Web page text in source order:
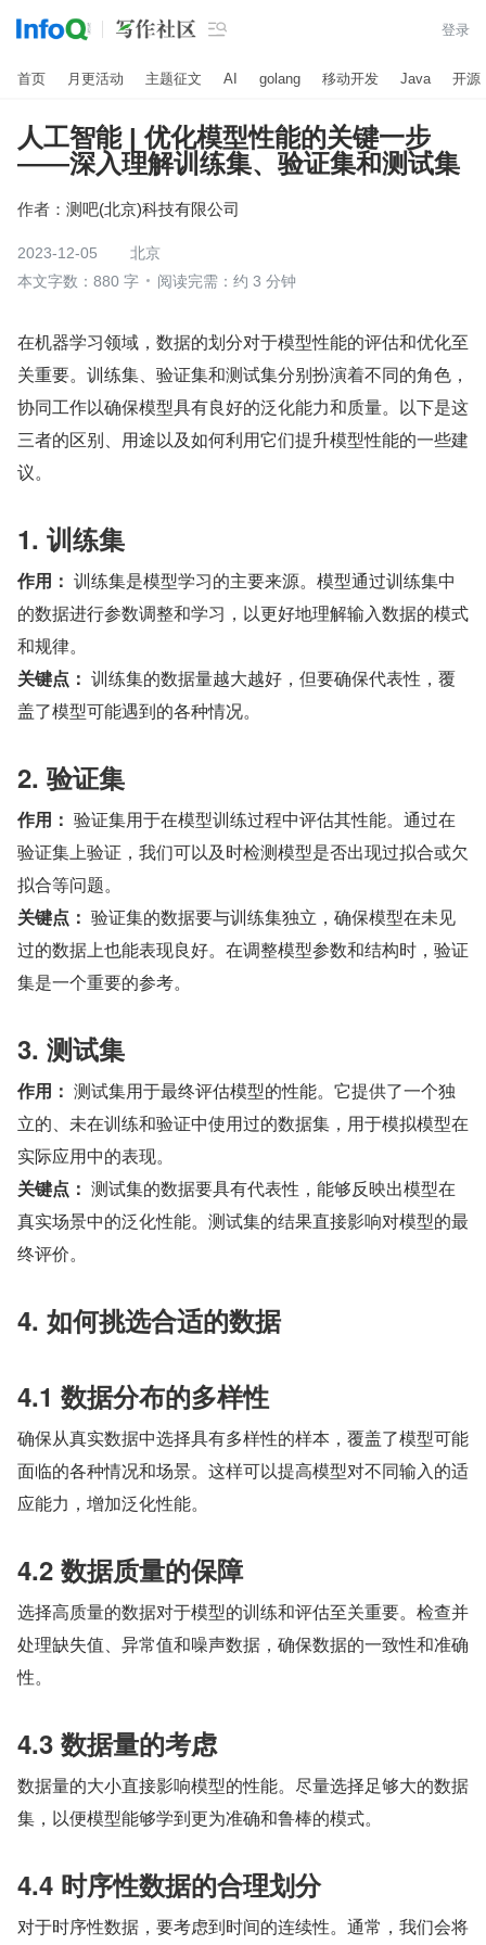
 登录
首页 月更活动 主题征文 AI golang 移动开发 Java 开源
人工智能 | 优化模型性能的关键一步
——深入理解训练集、验证集和测试集
作者： 测吧(北京)科技有限公司
2023-12-05
北京
本文字数：880 字
阅读完需：约 3 分钟
在机器学习领域，数据的划分对于模型性能的评估和优化至
关重要。训练集、验证集和测试集分别扮演着不同的角色，
协同工作以确保模型具有良好的泛化能力和质量。以下是这
三者的区别、用途以及如何利用它们提升模型性能的一些建
议。
1. 训练集
作用： 训练集是模型学习的主要来源。模型通过训练集中
的数据进行参数调整和学习，以更好地理解输入数据的模式
和规律。
关键点： 训练集的数据量越大越好，但要确保代表性，覆
盖了模型可能遇到的各种情况。
2. 验证集
作用： 验证集用于在模型训练过程中评估其性能。通过在
验证集上验证，我们可以及时检测模型是否出现过拟合或欠
拟合等问题。
关键点： 验证集的数据要与训练集独立，确保模型在未见
过的数据上也能表现良好。在调整模型参数和结构时，验证
集是一个重要的参考。
3. 测试集
作用： 测试集用于最终评估模型的性能。它提供了一个独
立的、未在训练和验证中使用过的数据集，用于模拟模型在
实际应用中的表现。
关键点： 测试集的数据要具有代表性，能够反映出模型在
真实场景中的泛化性能。测试集的结果直接影响对模型的最
终评价。
4. 如何挑选合适的数据
4.1 数据分布的多样性
确保从真实数据中选择具有多样性的样本，覆盖了模型可能
面临的各种情况和场景。这样可以提高模型对不同输入的适
应能力，增加泛化性能。
4.2 数据质量的保障
选择高质量的数据对于模型的训练和评估至关重要。检查并
处理缺失值、异常值和噪声数据，确保数据的一致性和准确
性。
4.3 数据量的考虑
数据量的大小直接影响模型的性能。尽量选择足够大的数据
集，以便模型能够学到更为准确和鲁棒的模式。
4.4 时序性数据的合理划分
对于时序性数据，要考虑到时间的连续性。通常，我们会将